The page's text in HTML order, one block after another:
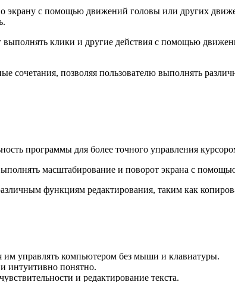
экрану с помощью движений головы или других
клики и другие действия с помощью
сочетания, позволяя пользователю выполнять
программы для более точного управления
масштабирование и поворот экрана с
функциям редактирования, таким как
управлять компьютером без мыши и клавиатуры.
интуитивно понятно.
и редактирование текста.